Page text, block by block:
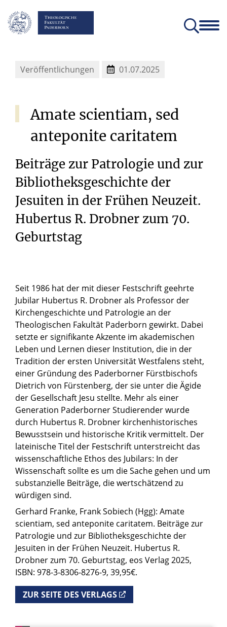
Veröffentlichungen 01.07.2025
Amate scientiam, sed
anteponite caritatem
Beiträge zur Patrologie und zur
Bibliotheksgeschichte der
Jesuiten in der Frühen Neuzeit.
Hubertus R. Drobner zum 70.
Geburtstag
Seit 1986 hat der mit dieser Festschrift geehrte
Jubilar Hubertus R. Drobner als Professor der
Kirchengeschichte und Patrologie an der
Theologischen Fakultät Paderborn gewirkt. Dabei
setzte er signifikante Akzente im akademischen
Leben und Lernen dieser Institution, die in der
Tradition der ersten Universität Westfalens steht,
einer Gründung des Paderborner Fürstbischofs
Dietrich von Fürstenberg, der sie unter die Ägide
der Gesellschaft Jesu stellte. Mehr als einer
Generation Paderborner Studierender wurde
durch Hubertus R. Drobner kirchenhistorisches
Bewusstsein und historische Kritik vermittelt. Der
lateinische Titel der Festschrift unterstreicht das
wissenschaftliche Ethos des Jubilars: In der
Wissenschaft sollte es um die Sache gehen und um
substanzielle Beiträge, die wertschätzend zu
würdigen sind.
Gerhard Franke, Frank Sobiech (Hgg): Amate
scientiam, sed anteponite caritatem. Beiträge zur
Patrologie und zur Bibliotheksgeschichte der
Jesuiten in der Frühen Neuzeit. Hubertus R.
Drobner zum 70. Geburtstag, eos Verlag 2025,
ISBN: 978-3-8306-8276-9, 39,95€.
ZUR SEITE DES VERLAGS